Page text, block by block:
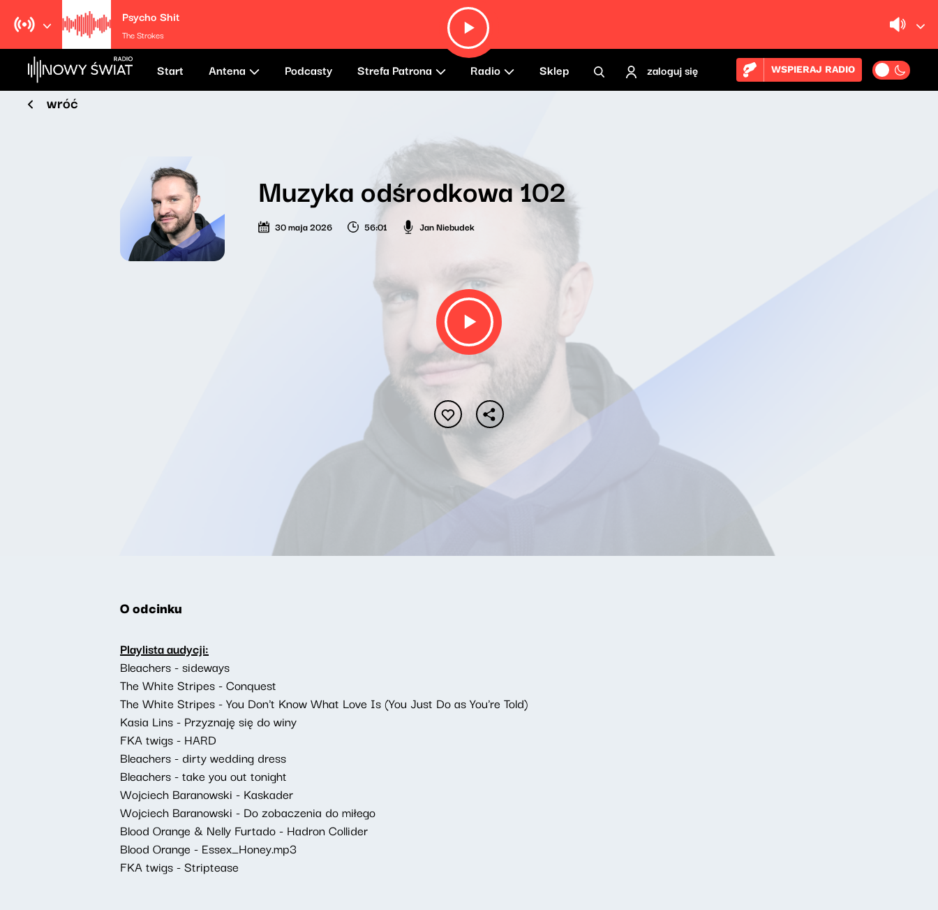
Psycho Shit
The Strokes
Start Antena Podcasty Strefa Patrona Radio Sklep zaloguj się WSPIERAJ RADIO
wróć
Muzyka odśrodkowa 102
30 maja 2026 56:01 Jan Niebudek
O odcinku
Playlista audycji:
Bleachers - sideways
The White Stripes - Conquest
The White Stripes - You Don't Know What Love Is (You Just Do as You're Told)
Kasia Lins - Przyznaję się do winy
FKA twigs - HARD
Bleachers - dirty wedding dress
Bleachers - take you out tonight
Wojciech Baranowski - Kaskader
Wojciech Baranowski - Do zobaczenia do miłego
Blood Orange & Nelly Furtado - Hadron Collider
Blood Orange - Essex_Honey.mp3
FKA twigs - Striptease